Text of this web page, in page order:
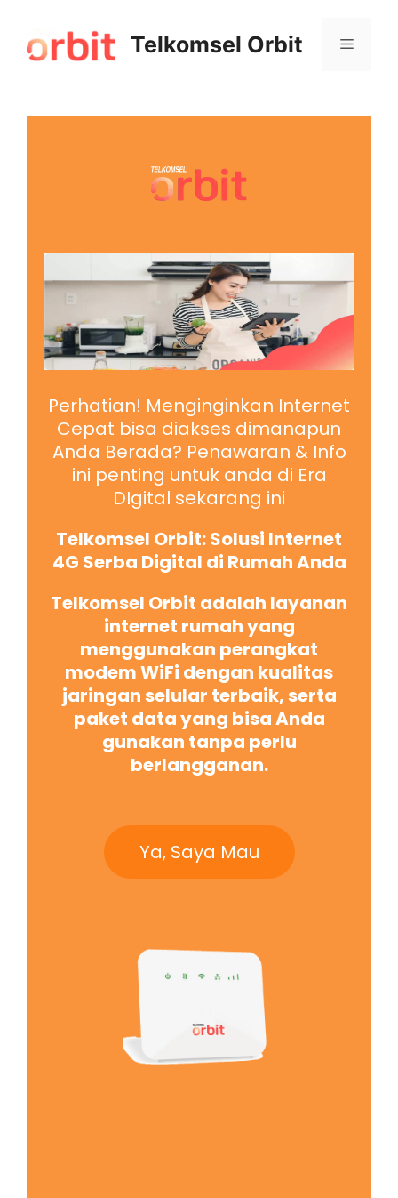
Telkomsel Orbit
Perhatian! Menginginkan Internet
Cepat bisa diakses dimanapun
Anda Berada? Penawaran & Info
ini penting untuk anda di Era
DIgital sekarang ini
Telkomsel Orbit: Solusi Internet
4G Serba Digital di Rumah Anda
Telkomsel Orbit adalah layanan
internet rumah yang
menggunakan perangkat
modem WiFi dengan kualitas
jaringan selular terbaik, serta
paket data yang bisa Anda
gunakan tanpa perlu
berlangganan.
Ya, Saya Mau